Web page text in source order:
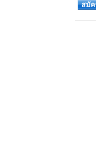
สมัค